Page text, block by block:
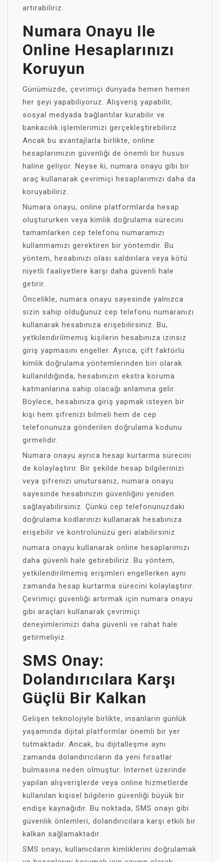
artırabiliriz.
Numara Onayu Ile
Online Hesaplarınızı
Koruyun
Günümüzde, çevrimiçi dünyada hemen hemen
her şeyi yapabiliyoruz. Alışveriş yapabilir,
sosyal medyada bağlantılar kurabilir ve
bankacılık işlemlerimizi gerçekleştirebiliriz.
Ancak bu avantajlarla birlikte, online
hesaplarımızın güvenliği de önemli bir husus
haline geliyor. Neyse ki, numara onayu gibi bir
araç kullanarak çevrimiçi hesaplarımızı daha da
koruyabiliriz.
Numara onayu, online platformlarda hesap
oluştururken veya kimlik doğrulama sürecini
tamamlarken cep telefonu numaramızı
kullanmamızı gerektiren bir yöntemdir. Bu
yöntem, hesabınızı olası saldırılara veya kötü
niyetli faaliyetlere karşı daha güvenli hale
getirir.
Öncelikle, numara onayu sayesinde yalnızca
sizin sahip olduğunuz cep telefonu numaranızı
kullanarak hesabınıza erişebilirsiniz. Bu,
yetkilendirilmemiş kişilerin hesabınıza izinsiz
giriş yapmasını engeller. Ayrıca, çift faktörlü
kimlik doğrulama yöntemlerinden biri olarak
kullanıldığında, hesabınızın ekstra koruma
katmanlarına sahip olacağı anlamına gelir.
Böylece, hesabınıza giriş yapmak isteyen bir
kişi hem şifrenizi bilmeli hem de cep
telefonunuza gönderilen doğrulama kodunu
girmelidir.
Numara onayu ayrıca hesap kurtarma sürecini
de kolaylaştırır. Bir şekilde hesap bilgilerinizi
veya şifrenizi unutursanız, numara onayu
sayesinde hesabınızın güvenliğini yeniden
sağlayabilirsiniz. Çünkü cep telefonunuzdaki
doğrulama kodlarınızı kullanarak hesabınıza
erişebilir ve kontrolünüzü geri alabilirsiniz.
numara onayu kullanarak online hesaplarımızı
daha güvenli hale getirebiliriz. Bu yöntem,
yetkilendirilmemiş erişimleri engellerken aynı
zamanda hesap kurtarma sürecini kolaylaştırır.
Çevrimiçi güvenliği artırmak için numara onayu
gibi araçları kullanarak çevrimiçi
deneyimlerimizi daha güvenli ve rahat hale
getirmeliyiz.
SMS Onay:
Dolandırıcılara Karşı
Güçlü Bir Kalkan
Gelişen teknolojiyle birlikte, insanların günlük
yaşamında dijital platformlar önemli bir yer
tutmaktadır. Ancak, bu dijitalleşme aynı
zamanda dolandırıcıların da yeni fırsatlar
bulmasına neden olmuştur. İnternet üzerinde
yapılan alışverişlerde veya online hizmetlerde
kullanılan kişisel bilgilerin güvenliği büyük bir
endişe kaynağıdır. Bu noktada, SMS onayı gibi
güvenlik önlemleri, dolandırıcılara karşı etkili bir
kalkan sağlamaktadır.
SMS onayı, kullanıcıların kimliklerini doğrulamak